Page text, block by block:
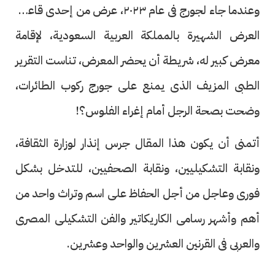
وعندما جاء لجورج فى عام ٢٠٢٣، عرض من إحدى قاعات
العرض الشهيرة بالمملكة العربية السعودية، لإقامة
معرض كبير له، شريطة أن يحضر المعرض، تناست التقرير
الطبى المزيف الذى يمنع على جورج ركوب الطائرات،
وضحت بصحة الرجل أمام إغراء الفلوس؟!
أتمنى أن يكون هذا المقال جرس إنذار لوزارة الثقافة،
ونقابة التشكيليين، ونقابة الصحفيين، للتدخل بشكل
فورى وعاجل من أجل الحفاظ على اسم وتراث واحد من
أهم وأشهر رسامى الكاريكاتير والفن التشكيلى المصرى
والعربى فى القرنين العشرين والواحد وعشرين.